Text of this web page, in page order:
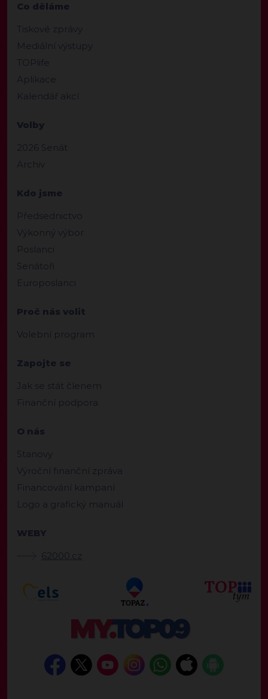
Co děláme
Tiskové zprávy
Mediální výstupy
TOPlife
Aplikace
Kalendář akcí
Volby
2026 Senát
Archiv
Kdo jsme
Předsednictvo
Výkonný výbor
Poslanci
Senátoři
Europoslanci
Proč nás volit
Volební program
Zapojte se
Jak se stát členem
Finanční podpora
O nás
Stanovy
Výroční finanční zpráva
Financování kampaní
Logo a grafický manuál
WEBY
62000.cz